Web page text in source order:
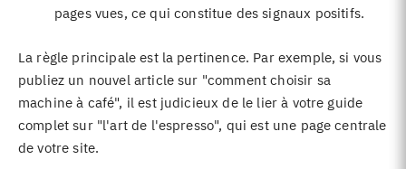
pages vues, ce qui constitue des signaux positifs.
La règle principale est la pertinence. Par exemple, si vous
publiez un nouvel article sur "comment choisir sa
machine à café", il est judicieux de le lier à votre guide
complet sur "l'art de l'espresso", qui est une page centrale
de votre site.